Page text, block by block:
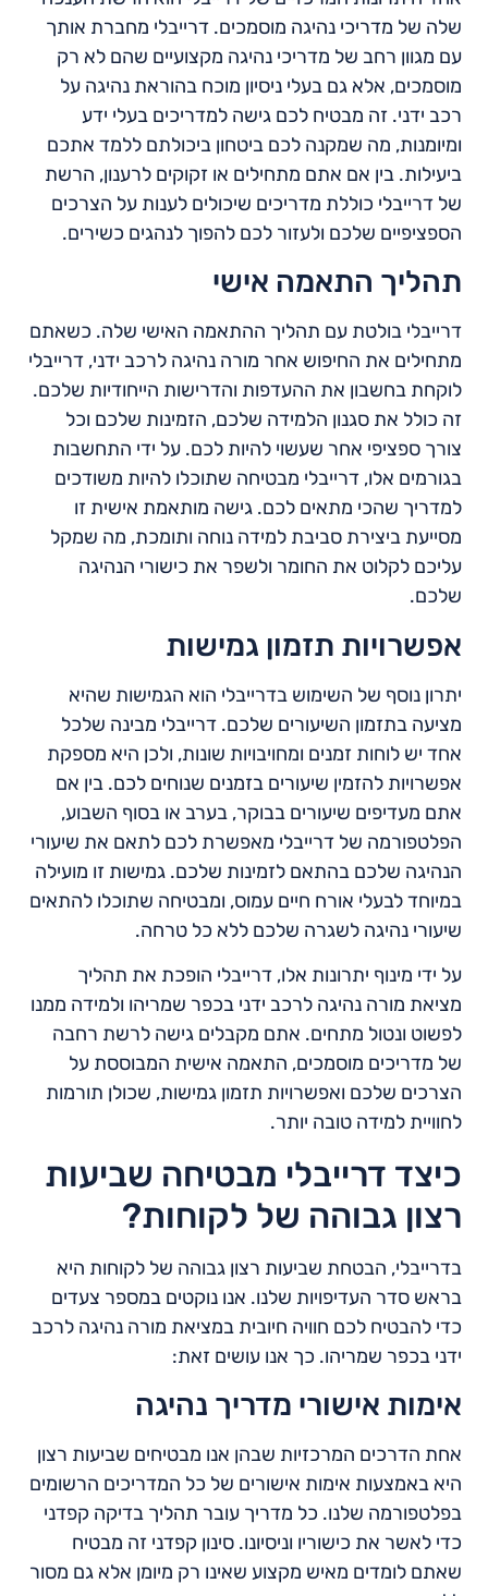
שלה של מדריכי נהיגה מוסמכים. דרייבלי מחברת אותך
עם מגוון רחב של מדריכי נהיגה מקצועיים שהם לא רק
מוסמכים, אלא גם בעלי ניסיון מוכח בהוראת נהיגה על
רכב ידני. זה מבטיח לכם גישה למדריכים בעלי ידע
ומיומנות, מה שמקנה לכם ביטחון ביכולתם ללמד אתכם
ביעילות. בין אם אתם מתחילים או זקוקים לרענון, הרשת
של דרייבלי כוללת מדריכים שיכולים לענות על הצרכים
הספציפיים שלכם ולעזור לכם להפוך לנהגים כשירים.
תהליך התאמה אישי
דרייבלי בולטת עם תהליך ההתאמה האישי שלה. כשאתם
מתחילים את החיפוש אחר מורה נהיגה לרכב ידני, דרייבלי
לוקחת בחשבון את ההעדפות והדרישות הייחודיות שלכם.
זה כולל את סגנון הלמידה שלכם, הזמינות שלכם וכל
צורך ספציפי אחר שעשוי להיות לכם. על ידי התחשבות
בגורמים אלו, דרייבלי מבטיחה שתוכלו להיות משודכים
למדריך שהכי מתאים לכם. גישה מותאמת אישית זו
מסייעת ביצירת סביבת למידה נוחה ותומכת, מה שמקל
עליכם לקלוט את החומר ולשפר את כישורי הנהיגה
שלכם.
אפשרויות תזמון גמישות
יתרון נוסף של השימוש בדרייבלי הוא הגמישות שהיא
מציעה בתזמון השיעורים שלכם. דרייבלי מבינה שלכל
אחד יש לוחות זמנים ומחויבויות שונות, ולכן היא מספקת
אפשרויות להזמין שיעורים בזמנים שנוחים לכם. בין אם
אתם מעדיפים שיעורים בבוקר, בערב או בסוף השבוע,
הפלטפורמה של דרייבלי מאפשרת לכם לתאם את שיעורי
הנהיגה שלכם בהתאם לזמינות שלכם. גמישות זו מועילה
במיוחד לבעלי אורח חיים עמוס, ומבטיחה שתוכלו להתאים
שיעורי נהיגה לשגרה שלכם ללא כל טרחה.
על ידי מינוף יתרונות אלו, דרייבלי הופכת את תהליך
מציאת מורה נהיגה לרכב ידני בכפר שמריהו ולמידה ממנו
לפשוט ונטול מתחים. אתם מקבלים גישה לרשת רחבה
של מדריכים מוסמכים, התאמה אישית המבוססת על
הצרכים שלכם ואפשרויות תזמון גמישות, שכולן תורמות
לחוויית למידה טובה יותר.
כיצד דרייבלי מבטיחה שביעות
רצון גבוהה של לקוחות?
בדרייבלי, הבטחת שביעות רצון גבוהה של לקוחות היא
בראש סדר העדיפויות שלנו. אנו נוקטים במספר צעדים
כדי להבטיח לכם חוויה חיובית במציאת מורה נהיגה לרכב
ידני בכפר שמריהו. כך אנו עושים זאת:
אימות אישורי מדריך נהיגה
אחת הדרכים המרכזיות שבהן אנו מבטיחים שביעות רצון
היא באמצעות אימות אישורים של כל המדריכים הרשומים
בפלטפורמה שלנו. כל מדריך עובר תהליך בדיקה קפדני
כדי לאשר את כישוריו וניסיונו. סינון קפדני זה מבטיח
שאתם לומדים מאיש מקצוע שאינו רק מיומן אלא גם מסור